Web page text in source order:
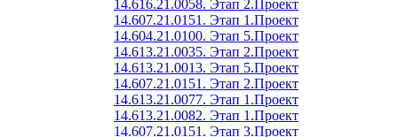
14.616.21.0058. Этап 2.Проект
14.607.21.0151. Этап 1.Проект
14.604.21.0100. Этап 5.Проект
14.613.21.0035. Этап 2.Проект
14.613.21.0013. Этап 5.Проект
14.607.21.0151. Этап 2.Проект
14.613.21.0077. Этап 1.Проект
14.613.21.0082. Этап 1.Проект
14.607.21.0151. Этап 3.Проект